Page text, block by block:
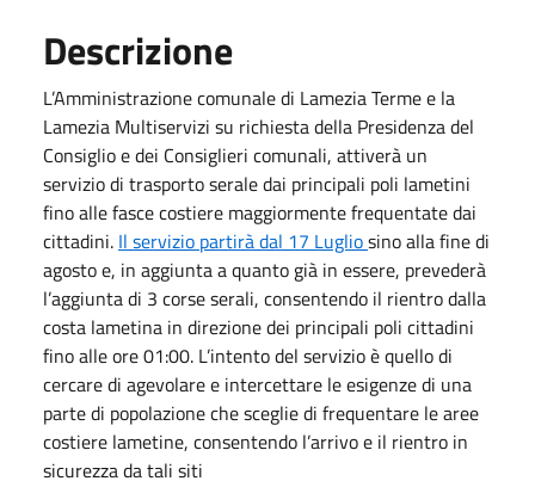
Descrizione
L’Amministrazione comunale di Lamezia Terme e la
Lamezia Multiservizi su richiesta della Presidenza del
Consiglio e dei Consiglieri comunali, attiverà un
servizio di trasporto serale dai principali poli lametini
fino alle fasce costiere maggiormente frequentate dai
cittadini. Il servizio partirà dal 17 Lugliosino alla fine di
agosto e, in aggiunta a quanto già in essere, prevederà
l’aggiunta di 3 corse serali, consentendo il rientro dalla
costa lametina in direzione dei principali poli cittadini
fino alle ore 01:00. L’intento del servizio è quello di
cercare di agevolare e intercettare le esigenze di una
parte di popolazione che sceglie di frequentare le aree
costiere lametine, consentendo l’arrivo e il rientro in
sicurezza da tali siti